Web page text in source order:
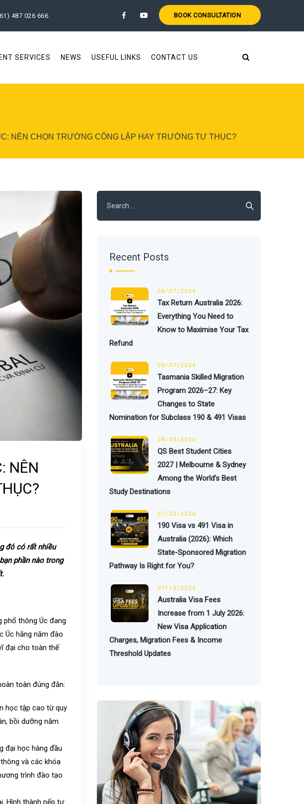
487 026 666 BOOK CONSULTATION
SERVICES NEWS USEFUL LINKS CONTACT US
NÊN CHỌN TRƯỜNG CÔNG LẬP HAY TRƯỜNG TƯ THỤC?
NÊN
đó có rất nhiều
phần nào trong
phổ thông Úc đang
Úc hằng năm đào
đại cho toàn thế
toàn đúng đắn:
học tập cao từ quy
bồi dưỡng năm
đại học hàng đầu
và các khóa
trình đào tạo
Hình thành nếp tư
for:
Recent Posts
08/07/2026
Tax Return Australia 2026:
Everything You Need to
Know to Maximise Your Tax
Refund
08/07/2026
Tasmania Skilled Migration
Program 2026–27: Key
Changes to State
Nomination for Subclass 190 & 491 Visas
08/03/2026
QS Best Student Cities
2027 | Melbourne & Sydney
Among the World’s Best
Study Destinations
07/20/2026
190 Visa vs 491 Visa in
Australia (2026): Which
State-Sponsored Migration
Pathway Is Right for You?
07/14/2026
Australia Visa Fees
Increase from 1 July 2026:
New Visa Application
Charges, Migration Fees & Income
Threshold Updates